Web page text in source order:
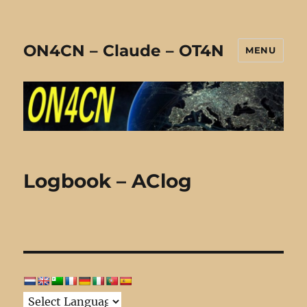
ON4CN – Claude – OT4N MENU
Logbook – AClog